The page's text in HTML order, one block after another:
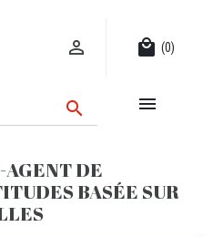
 local_mall (0)
 
DE
BASÉE SUR